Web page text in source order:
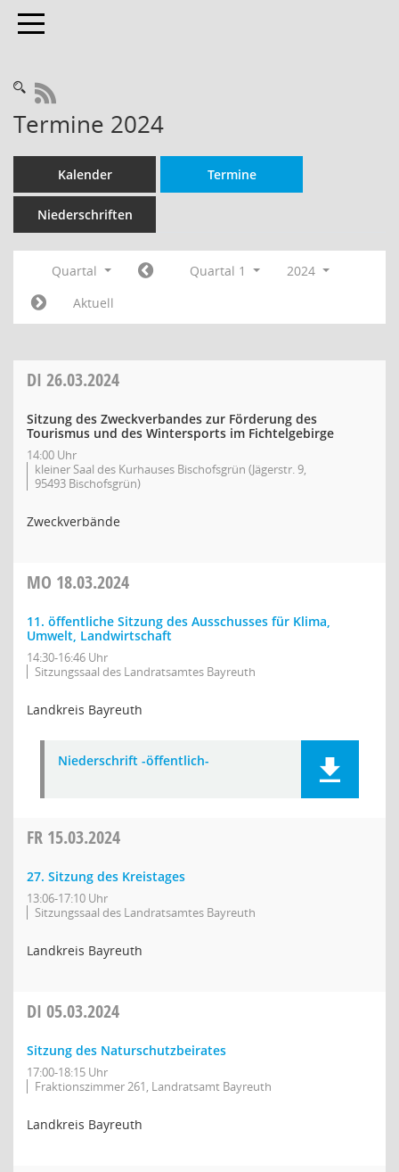
Toggle navigation
RSS-Feed
Termine 2024
Kalender Termine
Niederschriften
Quartal Quartal 1
2024
Aktuell
DI 26.03.2024
Sitzung des Zweckverbandes zur Förderung des
Tourismus und des Wintersports im Fichtelgebirge
14:00 Uhr
kleiner Saal des Kurhauses Bischofsgrün (Jägerstr. 9,
95493 Bischofsgrün)
Zweckverbände
MO 18.03.2024
11. öffentliche Sitzung des Ausschusses für Klima,
Umwelt, Landwirtschaft
14:30-16:46 Uhr
Sitzungssaal des Landratsamtes Bayreuth
Landkreis Bayreuth
Niederschrift -öffentlich-
FR 15.03.2024
27. Sitzung des Kreistages
13:06-17:10 Uhr
Sitzungssaal des Landratsamtes Bayreuth
Landkreis Bayreuth
DI 05.03.2024
Sitzung des Naturschutzbeirates
17:00-18:15 Uhr
Fraktionszimmer 261, Landratsamt Bayreuth
Landkreis Bayreuth